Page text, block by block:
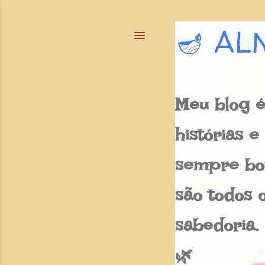
🪔
Meu blog
histórias e
sempre
são todos
🌿